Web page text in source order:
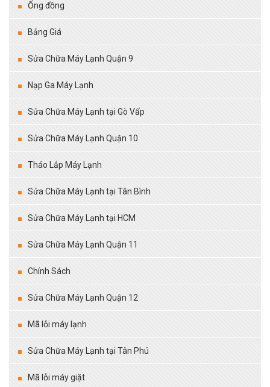
Ống đồng
Bảng Giá
Sửa Chữa Máy Lạnh Quận 9
Nạp Ga Máy Lạnh
Sửa Chữa Máy Lạnh tại Gò Vấp
Sửa Chữa Máy Lạnh Quận 10
Tháo Lắp Máy Lạnh
Sửa Chữa Máy Lạnh tại Tân Bình
Sửa Chữa Máy Lạnh tại HCM
Sửa Chữa Máy Lạnh Quận 11
Chính Sách
Sửa Chữa Máy Lạnh Quận 12
Mã lỗi máy lạnh
Sửa Chữa Máy Lạnh tại Tân Phú
Mã lỗi máy giặt